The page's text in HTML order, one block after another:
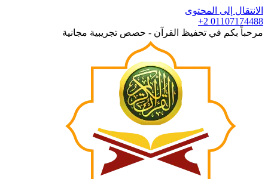
الانتقال إلى المحتوى
+2 01107174488
مرحباً بكم في تحفيظ القرآن - حصص تجريبية مجانية